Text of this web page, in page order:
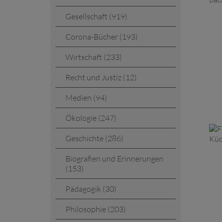
Gesellschaft (919)
Corona-Bücher (193)
Wirtschaft (233)
Recht und Justiz (12)
Medien (94)
Ökologie (247)
Geschichte (286)
Biografien und Erinnerungen
(153)
Pädagogik (30)
Philosophie (203)